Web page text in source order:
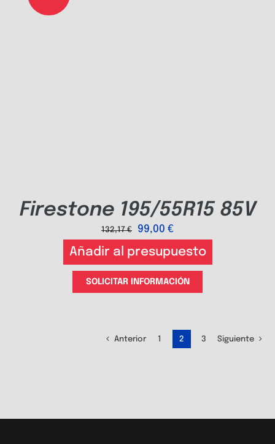
Firestone 195/55R15 85V
132,17€ 99,00 €
Añadir al presupuesto
SOLICITAR INFORMACIÓN
Anterior 1 2 3 Siguiente